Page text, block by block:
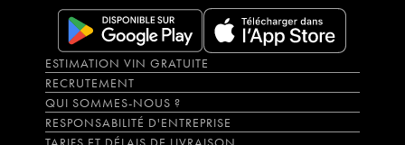
ESTIMATION VIN GRATUITE
RECRUTEMENT
QUI SOMMES-NOUS ?
RESPONSABILITÉ D'ENTREPRISE